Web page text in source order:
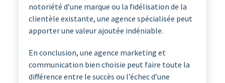
notoriété d’une marque ou la fidélisation de la
clientèle existante, une agence spécialisée peut
apporter une valeur ajoutée indéniable.
En conclusion, une agence marketing et
communication bien choisie peut faire toute la
différence entre le succès ou l’échec d’une